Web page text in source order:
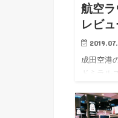
航空ラ
レビュ
成田空港
ドミラル
り！？ラ
JALは離